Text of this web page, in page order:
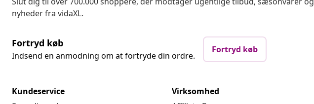
nyheder fra vidaXL.
Fortryd køb
Indsend en anmodning om at fortryde din ordre.
Fortryd køb
Kundeservice
Virksomhed